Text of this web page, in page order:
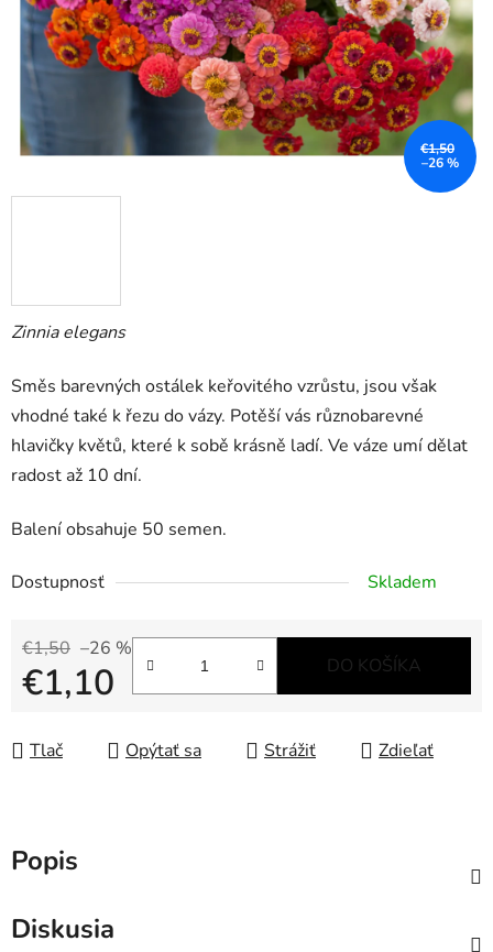
Zinnia elegans
Směs barevných ostálek keřovitého vzrůstu, jsou však
vhodné také k řezu do vázy. Potěší vás různobarevné
hlavičky květů, které k sobě krásně ladí. Ve váze umí dělat
radost až 10 dní.
Balení obsahuje 50 semen.
Dostupnosť Skladem
€1,50 –26 %
€1,10 DO KOŠÍKA
Tlač Opýtať sa Strážiť Zdieľať
€1,50
–26 %
Popis
Diskusia